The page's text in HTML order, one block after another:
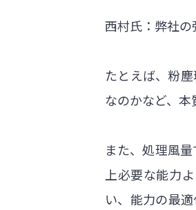
西村氏：弊社
たとえば、粉
なのかなど、
また、処理風
上必要な能力
い、能力の最